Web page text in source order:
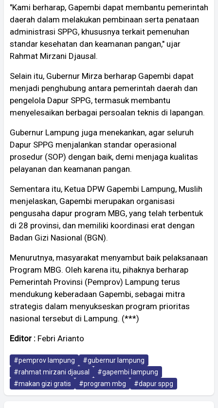
"Kami berharap, Gapembi dapat membantu pemerintah
daerah dalam melakukan pembinaan serta penataan
administrasi SPPG, khususnya terkait pemenuhan
standar kesehatan dan keamanan pangan," ujar
Rahmat Mirzani Djausal.
Selain itu, Gubernur Mirza berharap Gapembi dapat
menjadi penghubung antara pemerintah daerah dan
pengelola Dapur SPPG, termasuk membantu
menyelesaikan berbagai persoalan teknis di lapangan.
Gubernur Lampung juga menekankan, agar seluruh
Dapur SPPG menjalankan standar operasional
prosedur (SOP) dengan baik, demi menjaga kualitas
pelayanan dan keamanan pangan.
Sementara itu, Ketua DPW Gapembi Lampung, Muslih
menjelaskan, Gapembi merupakan organisasi
pengusaha dapur program MBG, yang telah terbentuk
di 28 provinsi, dan memiliki koordinasi erat dengan
Badan Gizi Nasional (BGN).
Menurutnya, masyarakat menyambut baik pelaksanaan
Program MBG. Oleh karena itu, pihaknya berharap
Pemerintah Provinsi (Pemprov) Lampung terus
mendukung keberadaan Gapembi, sebagai mitra
strategis dalam menyukseskan program prioritas
nasional tersebut di Lampung. (***)
Editor : Febri Arianto
#pemprov lampung
#gubernur lampung
#rahmat mirzani djausal
#gapembi lampung
#makan gizi gratis
#program mbg #dapur sppg